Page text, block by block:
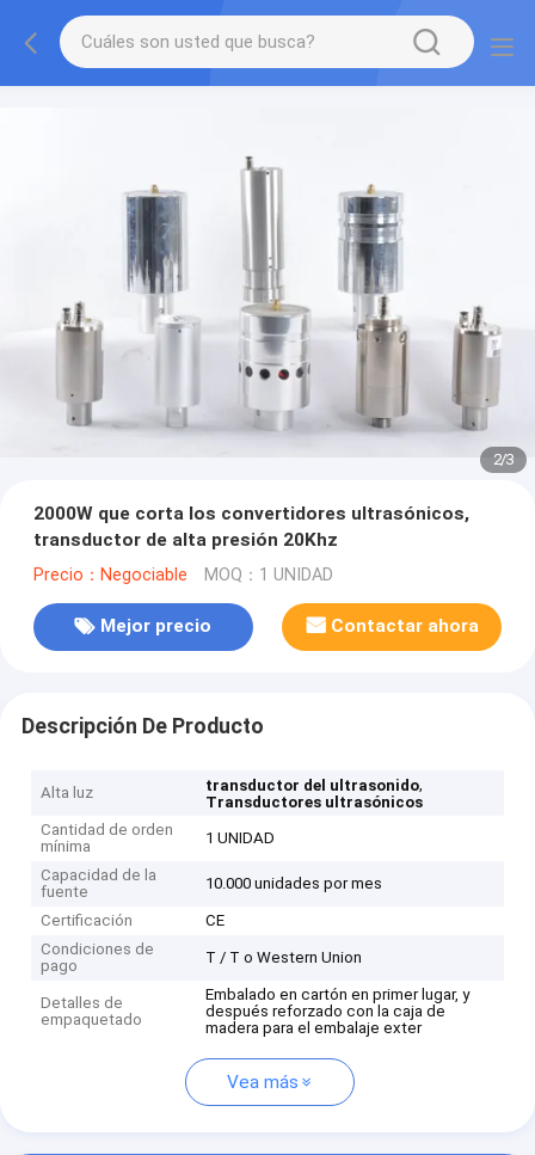
2/3
2000W que corta los convertidores ultrasónicos,
transductor de alta presión 20Khz
Precio：Negociable MOQ：1 UNIDAD
Mejor precio Contactar ahora
Descripción De Producto
Alta luz transductor del ultrasonido,
Transductores ultrasónicos
Cantidad de orden
mínima
1 UNIDAD
Capacidad de la
fuente
10.000 unidades por mes
Certificación
CE
Condiciones de
pago
T / T o Western Union
Detalles de
empaquetado
Embalado en cartón en primer lugar, y
después reforzado con la caja de
madera para el embalaje exter
Vea más